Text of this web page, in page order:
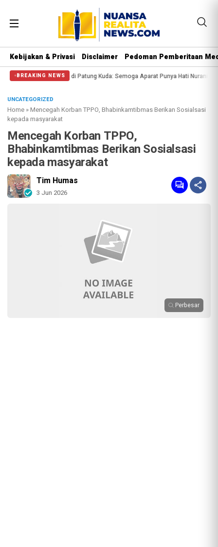
Kebijakan & Privasi Disclaimer Pedoman Pemberitaan
BREAKING NEWS
Massa di Patung Kuda: Semoga Aparat Punya Hati Nurani Massa Reuni
UNCATEGORIZED
Home »Mencegah Korban TPPO, Bhabinkamtibmas Berikan Sosialsasi
kepada masyarakat
Mencegah Korban TPPO,
Bhabinkamtibmas Berikan Sosialsasi
kepada masyarakat
Tim Humas
3 Jun 2026
Perbesar